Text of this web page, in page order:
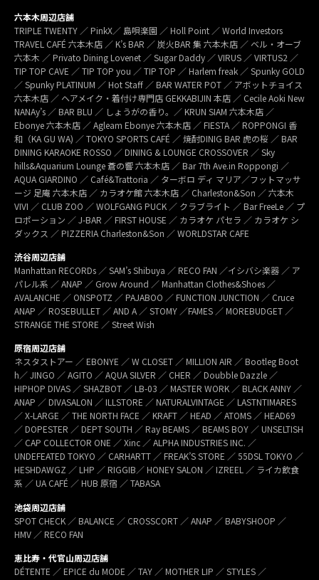
六本木周辺店舗
TRIPLE TWENTY ／ PinkX／ 島唄楽園 ／ Holl Point ／ World Investors
TRAVEL CAFÉ 六本木店 ／ K’s BAR ／ 炭火BAR 集 六本木店 ／ ベル・オーブ
六本木 ／ Privato Dining Lovenet ／ Sugar Daddy ／ VIRUS ／ VIRTUS2 ／
TIP TOP CAVE ／ TIP TOP you ／ TIP TOP ／ Harlem freak ／ Spunky GOLD
／ Spunky PLATINUM ／ Hot Staff ／ BAR WATER POT ／ アボットチョイス
六本木店 ／ ヘアメイク・着付け専門店 GEKKABIJIN 本店 ／ Cecile Aoki New
NANAy’s ／ BAR BLU ／ しょうがの香り。／ KRUN SIAM 六本木店 ／
Ebonye 六本木店 ／ Agleam Ebonye 六本木店 ／ FIESTA ／ ROPPONGI 香
和（KA GU WA) ／ TOKYO SPORTS CAFÉ ／ 焼酎DINIG BAR 虎の桜 ／ BAR
DINING KARAOKE ROSSO ／ DINING & LOUNGE CROSSOVER ／ Sky
hills&Aquarium Lounge 蒼の響 六本木店 ／ Bar 7th Ave.in Roppongi ／
AQUA GIARDINO ／ Café&Trattoria ／ ターボロ ディ マリア／フットマッサ
ージ 足庵 六本木店 ／ カラオケ館 六本木店 ／ Charleston&Son ／ 六本木
VIVI ／ CLUB ZOO ／ WOLFGANG PUCK ／ クラブライト ／ Bar FreeLe ／ プ
ロポーション ／ J-BAR ／ FIRST HOUSE ／ カラオケ パセラ ／ カラオケ シ
ダックス ／ PIZZERIA Charleston&Son ／ WORLDSTAR CAFE
渋谷周辺店舗
Manhattan RECORDs ／ SAM’s Shibuya ／ RECO FAN ／イシバシ楽器 ／ ア
パレル系 ／ ANAP ／ Grow Around ／ Manhattan Clothes&Shoes ／
AVALANCHE ／ ONSPOTZ ／ PAJABOO ／ FUNCTION JUNCTION ／ Cruce
ANAP ／ ROSEBULLET ／ AND A ／ STOMY ／FAMES ／ MOREBUDGET ／
STRANGE THE STORE ／ Street Wish
原宿周辺店舗
ネスタストアー ／ EBONYE ／ W CLOSET ／ MILLION AIR ／ Bootleg Boot
h／ JINGO ／ AGITO ／ AQUA SILVER ／ CHER ／ Doubble Dazzle ／
HIPHOP DIVAS ／ SHAZBOT ／ LB-03 ／ MASTER WORK ／ BLACK ANNY ／
ANAP ／ DIVASALON ／ ILLSTORE ／ NATURALVINTAGE ／ LASTNTIMARES
／ X-LARGE ／ THE NORTH FACE ／ KRAFT ／ HEAD ／ ATOMS ／ HEAD69
／ DOPESTER ／ DEPT SOUTH ／ Ray BEAMS ／ BEAMS BOY ／ UNSELTISH
／ CAP COLLECTOR ONE ／ Xinc ／ ALPHA INDUSTRIES INC. ／
UNDEFEATED TOKYO ／ CARHARTT ／ FREAK’S STORE ／ 55DSL TOKYO ／
HESHDAWGZ ／ LHP ／ RIGGIB／ HONEY SALON ／ IZREEL ／ ライカ飲食
系 ／ UA CAFÉ ／ HUB 原宿 ／ TABASA
池袋周辺店舗
SPOT CHECK ／ BALANCE ／ CROSSCORT ／ ANAP ／ BABYSHOOP ／
HMV ／ RECO FAN
恵比寿・代官山周辺店舗
DÉTENTE ／ EPICE du MODE ／ TAY ／ MOTHER LIP ／ STYLES ／